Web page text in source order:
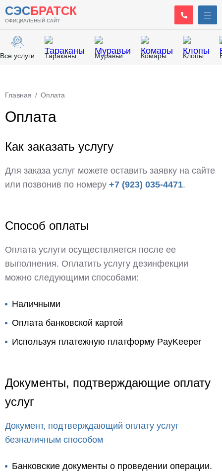
СЭСБРАТСК
ОФИЦИАЛЬНЫЙ САЙТ
Все услуги Тараканы Муравьи Комары Клопы
Главная / Оплата
Оплата
Как заказать услугу
Для заказа услуг можете оставить заявку на сайте
или позвонив по номеру +7 (923) 035-4471.
Способ оплаты
Оплата услуги осуществляется после ее
выполнения. Оплатить услугу дезинфекции
можно следующими способами:
Наличными
Оплата банковской картой
Используя платежную платформу PayKeeper
Документы, подтверждающие оплату
услуг
Документ, подтверждающий оплату услуг
безналичным способом
Банковские документы о проведении операции.